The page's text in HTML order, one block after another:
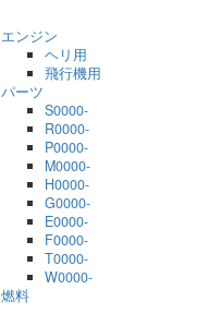
エンジン
ヘリ用
飛行機用
パーツ
S0000-
R0000-
P0000-
M0000-
H0000-
G0000-
E0000-
F0000-
T0000-
W0000-
燃料